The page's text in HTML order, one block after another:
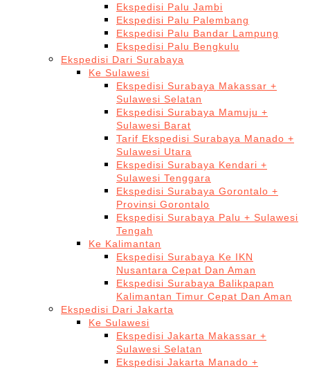
Ekspedisi Palu Jambi
Ekspedisi Palu Palembang
Ekspedisi Palu Bandar Lampung
Ekspedisi Palu Bengkulu
Ekspedisi Dari Surabaya
Ke Sulawesi
Ekspedisi Surabaya Makassar +
Sulawesi Selatan
Ekspedisi Surabaya Mamuju +
Sulawesi Barat
Tarif Ekspedisi Surabaya Manado +
Sulawesi Utara
Ekspedisi Surabaya Kendari +
Sulawesi Tenggara
Ekspedisi Surabaya Gorontalo +
Provinsi Gorontalo
Ekspedisi Surabaya Palu + Sulawesi
Tengah
Ke Kalimantan
Ekspedisi Surabaya Ke IKN
Nusantara Cepat Dan Aman
Ekspedisi Surabaya Balikpapan
Kalimantan Timur Cepat Dan Aman
Ekspedisi Dari Jakarta
Ke Sulawesi
Ekspedisi Jakarta Makassar +
Sulawesi Selatan
Ekspedisi Jakarta Manado +